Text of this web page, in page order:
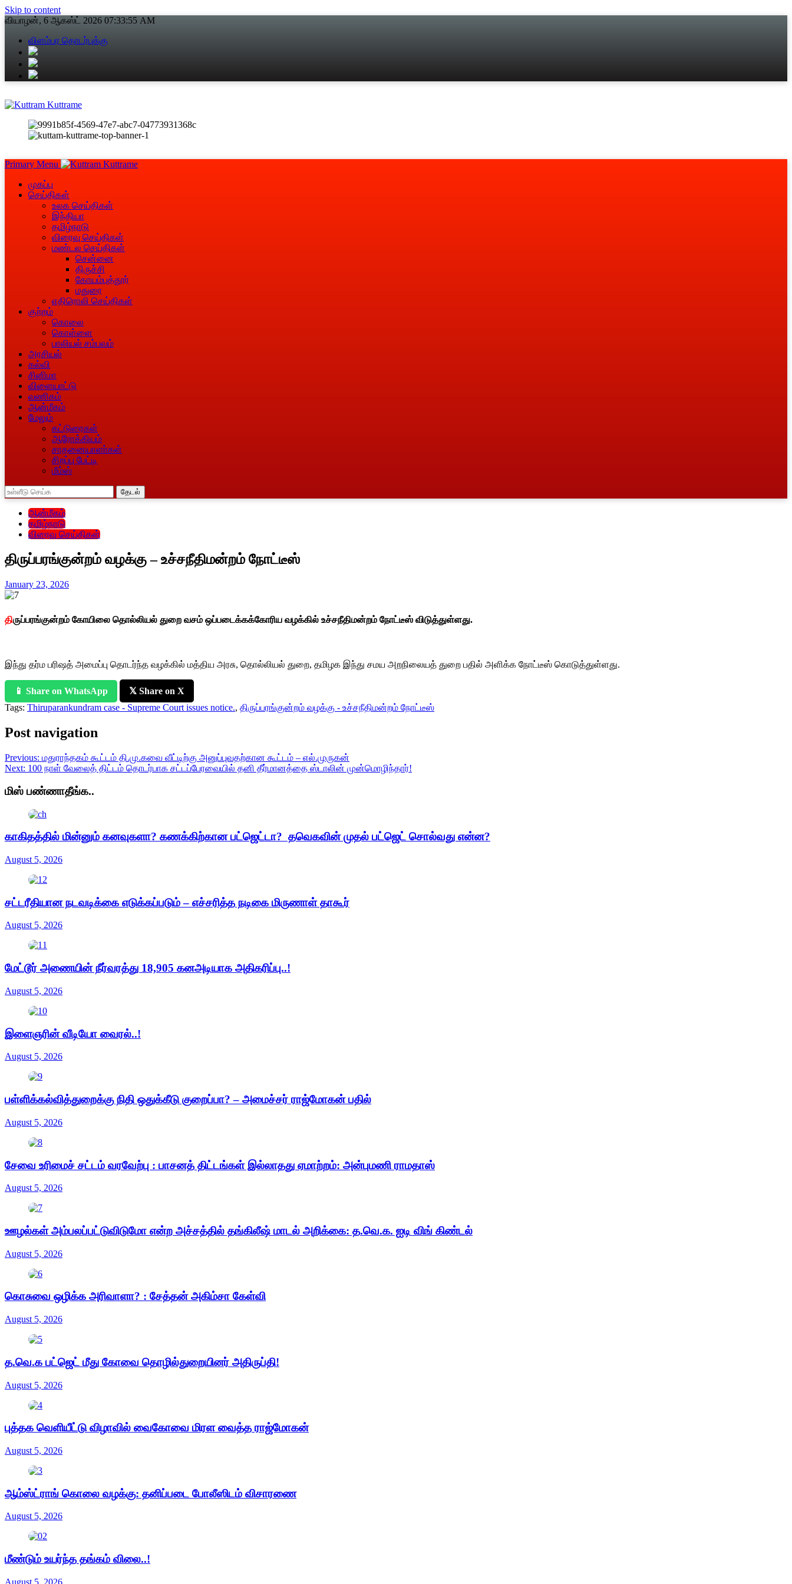
Skip to content
வியாழன், 6 ஆகஸ்ட் 2026 07:33:56 AM
விளம்பர தொடர்புக்கு
Primary Menu
முகப்பு
செய்திகள்
உலக செய்திகள்
இந்தியா
தமிழ்நாடு
விரைவு செய்திகள்
மண்டல செய்திகள்
சென்னை
திருச்சி
கோயம்புத்தூர்
மதுரை
எதிரொலி செய்திகள்
குற்றம்
கொலை
கொள்ளை
பாலியல் சம்பவம்
அரசியல்
கல்வி
சினிமா
விளையாட்டு
வணிகம்
ஆன்மீகம்
மேலும்
கட்டுரைகள்
ஆரோக்கியம்
சாதனையாளா்கள்
சிறப்பு பேட்டி
மீம்ஸ்
தேடல்
ஆன்மீகம்
தமிழ்நாடு
விரைவு செய்திகள்
திருப்பரங்குன்றம் வழக்கு – உச்சநீதிமன்றம் நோட்டீஸ்
January 23, 2026
திருப்பரங்குன்றம் கோயிலை தொல்லியல் துறை வசம் ஒப்படைக்கக்கோரிய வழக்கில் உச்சநீதிமன்றம் நோட்டீஸ் விடுத்துள்ளது.
இந்து தர்ம பரிஷத் அமைப்பு தொடர்ந்த வழக்கில் மத்திய அரசு, தொல்லியல் துறை, தமிழக இந்து சமய அறநிலையத் துறை பதில் அளிக்க நோட்டீஸ் கொடுத்துள்ளது.
📱 Share on WhatsApp
𝕏 Share on X
Tags: Thiruparankundram case - Supreme Court issues notice., திருப்பரங்குன்றம் வழக்கு - உச்சநீதிமன்றம் நோட்டீஸ்
Post navigation
Previous: மதுராந்தகம் கூட்டம் தி.மு.கவை வீட்டிற்கு அனுப்புவதற்கான கூட்டம் – எல்.முருகன்
Next: 100 நாள் வேலைத் திட்டம் தொடர்பாக சட்டப்பேரவையில் தனி தீர்மானத்தை ஸ்டாலின் முன்மொழிந்தார்!
மிஸ் பண்ணாதீங்க..
காகிதத்தில் மின்னும் கனவுகளா? கணக்கிற்கான பட்ஜெட்டா? தவெகவின் முதல் பட்ஜெட் சொல்வது என்ன?
August 5, 2026
சட்டரீதியான நடவடிக்கை எடுக்கப்படும் – எச்சரித்த நடிகை மிருணாள் தாகூர்
August 5, 2026
மேட்டூர் அணையின் நீர்வரத்து 18,905 கனஅடியாக அதிகரிப்பு..!
August 5, 2026
இளைஞரின் வீடியோ வைரல்..!
August 5, 2026
பள்ளிக்கல்வித்துறைக்கு நிதி ஒதுக்கீடு குறைப்பா? – அமைச்சர் ராஜ்மோகன் பதில்
August 5, 2026
சேவை உரிமைச் சட்டம் வரவேற்பு : பாசனத் திட்டங்கள் இல்லாதது ஏமாற்றம்: அன்புமணி ராமதாஸ்
August 5, 2026
ஊழல்கள் அம்பலப்பட்டுவிடுமோ என்ற அச்சத்தில் தங்கிலீஷ் மாடல் அறிக்கை: த.வெ.க. ஐடி விங் கிண்டல்
August 5, 2026
கொசுவை ஒழிக்க அரிவாளா? : சேத்தன் அகிம்சா கேள்வி
August 5, 2026
த.வெ.க பட்ஜெட் மீது கோவை தொழில்துறையினர் அதிருப்தி!
August 5, 2026
புத்தக வெளியீட்டு விழாவில் வைகோவை மிரள வைத்த ராஜ்மோகன்
August 5, 2026
ஆம்ஸ்ட்ராங் கொலை வழக்கு: தனிப்படை போலீஸிடம் விசாரணை
August 5, 2026
மீண்டும் உயர்ந்த தங்கம் விலை..!
August 5, 2026